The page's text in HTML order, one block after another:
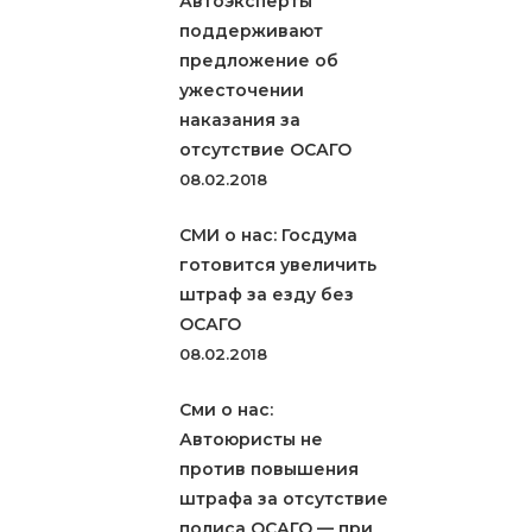
поддерживают
предложение об
ужесточении
наказания за
отсутствие ОСАГО
08.02.2018
СМИ о нас: Госдума
готовится увеличить
штраф за езду без
ОСАГО
08.02.2018
Сми о нас:
Автоюристы не
против повышения
штрафа за отсутствие